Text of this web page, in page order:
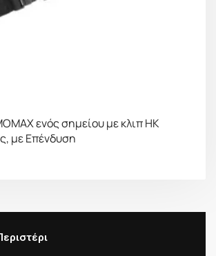
ενός σημείου με κλιπ HK
με Επένδυση